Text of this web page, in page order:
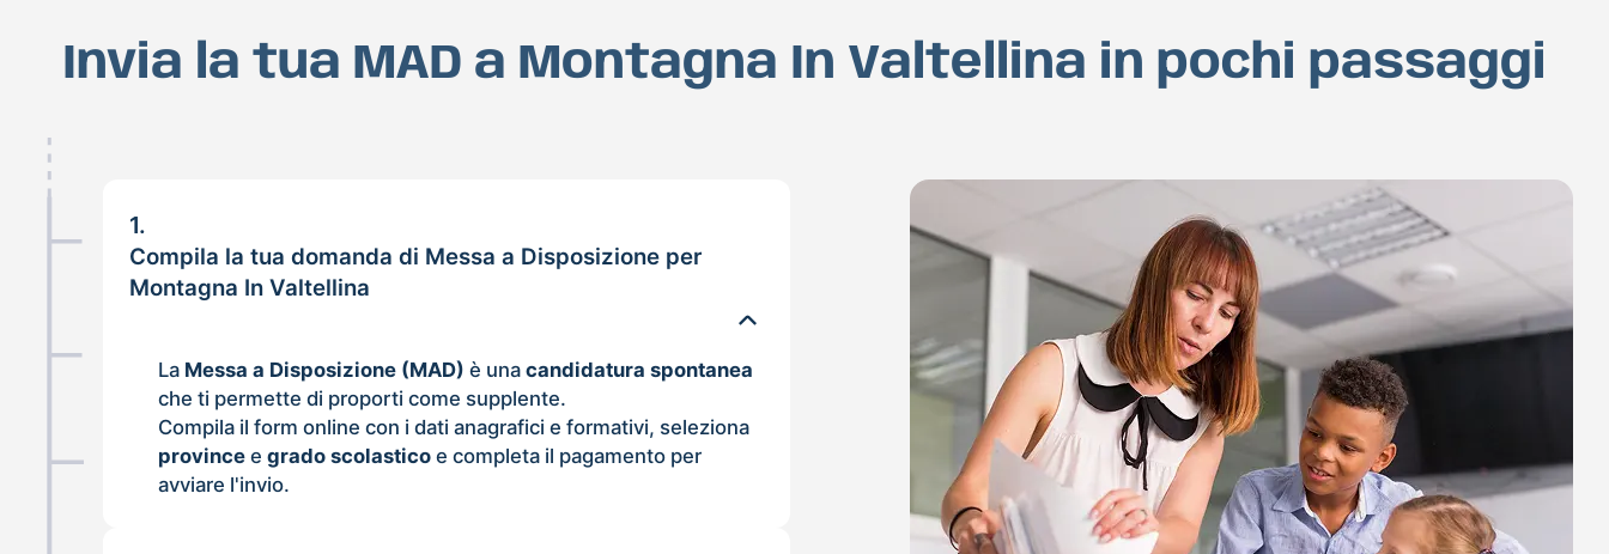
Invia la tua MAD a Montagna In Valtellina in pochi passaggi
1.
Compila la tua domanda di Messa a Disposizione per
Montagna In Valtellina
La Messa a Disposizione (MAD) è unacandidatura spontanea
che ti permette di proporti come supplente.
Compila il form online con i dati anagrafici e formativi, seleziona
province egrado scolastico e completa il pagamento per
avviare l'invio.